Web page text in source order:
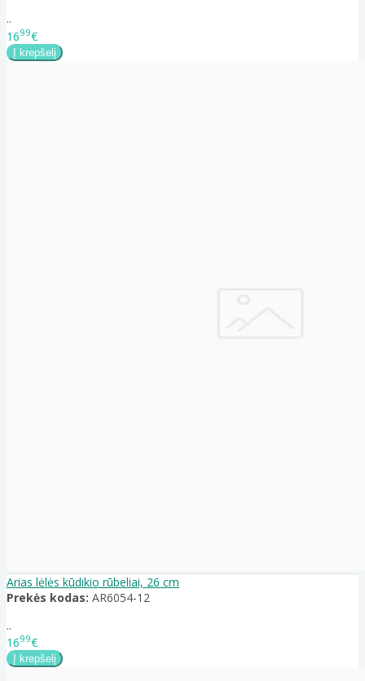
..
1699€
Arias lėlės kūdikio rūbeliai, 26 cm
Prekės kodas: AR6054-12
..
1699€